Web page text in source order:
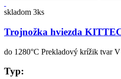
skladom 3ks
Trojnožka hviezda
do 1280°C Prekladový krížik tvar V
Typ: